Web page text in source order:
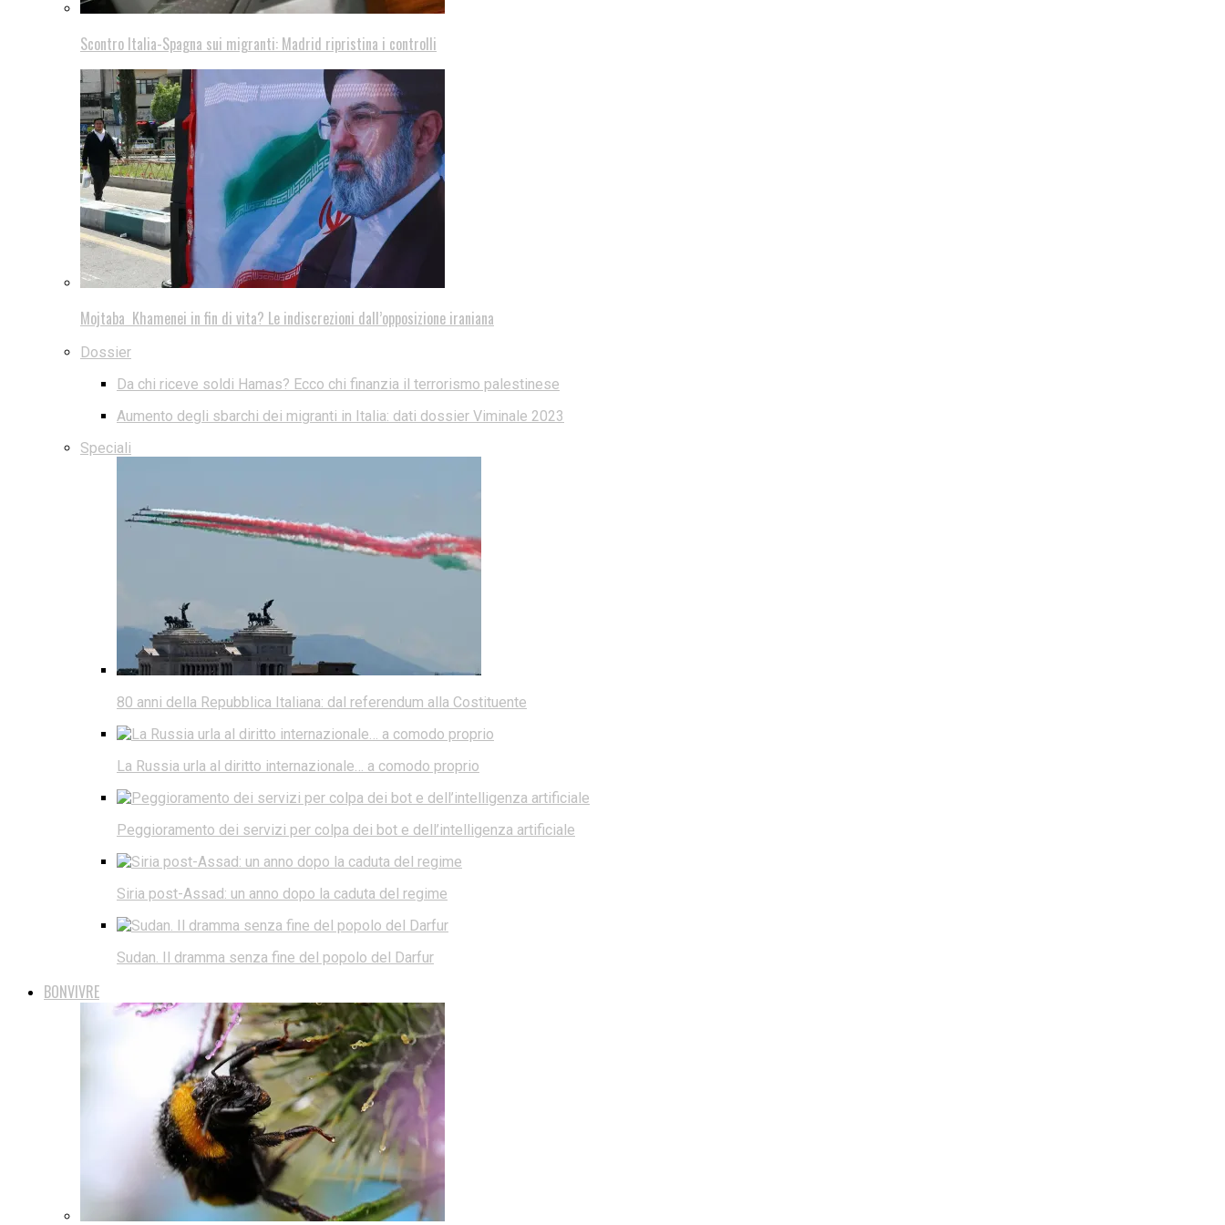
Scontro Italia-Spagna sui migranti: Madrid ripristina i controlli
Mojtaba Khamenei in fin di vita? Le indiscrezioni dall’opposizione iraniana
Dossier
Da chi riceve soldi Hamas? Ecco chi finanzia il terrorismo palestinese
Aumento degli sbarchi dei migranti in Italia: dati dossier Viminale 2023
Speciali
80 anni della Repubblica Italiana: dal referendum alla Costituente
La Russia urla al diritto internazionale… a comodo proprio
Peggioramento dei servizi per colpa dei bot e dell’intelligenza artificiale
Siria post-Assad: un anno dopo la caduta del regime
Sudan. Il dramma senza fine del popolo del Darfur
BONVIVRE